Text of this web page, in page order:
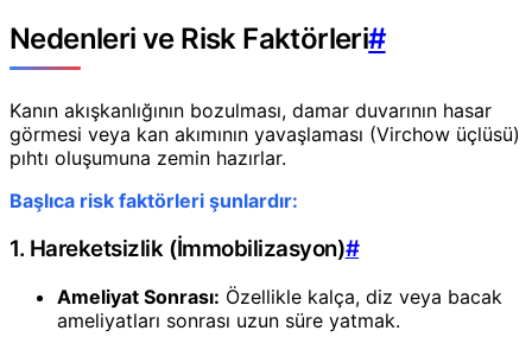
Nedenleri ve Risk Faktörleri#
Kanın akışkanlığının bozulması, damar duvarının hasar
görmesi veya kan akımının yavaşlaması (Virchow üçlüsü)
pıhtı oluşumuna zemin hazırlar.
Başlıca risk faktörleri şunlardır:
1. Hareketsizlik (İmmobilizasyon)#
Ameliyat Sonrası: Özellikle kalça, diz veya bacak
ameliyatları sonrası uzun süre yatmak.